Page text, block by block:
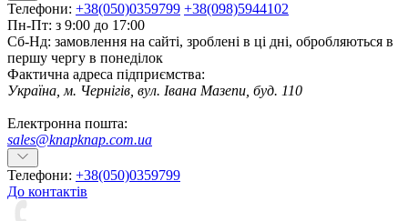
Телефони: +38(050)0359799 +38(098)5944102
Пн-Пт: з 9:00 до 17:00
Сб-Нд: замовлення на сайті, зроблені в ці дні, обробляються в
першу чергу в понеділок
Фактична адреса підприємства:
Україна, м. Чернігів, вул. Івана Мазепи, буд. 110
Електронна пошта:
sales@knapknap.com.ua
Телефони: +38(050)0359799
До контактів